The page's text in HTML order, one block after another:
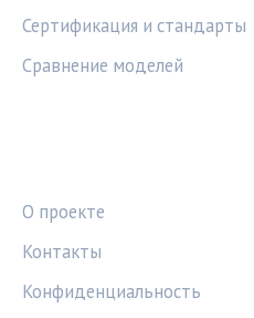
Сертификация и стандарты
Сравнение моделей
О проекте
Контакты
Конфиденциальность